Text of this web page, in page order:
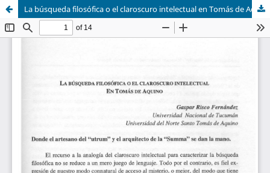
La búsqueda filosófica o el claroscuro intelectual en Tomás de Aquino